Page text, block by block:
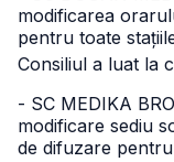
modificarea
pentru toate
Consiliul a luat la
- SC MEDIKA
modificare sediu
de difuzare